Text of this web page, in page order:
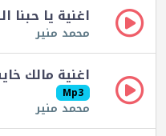
اغنية يا حبنا
محمد منير
اغنية مالك
Mp3
محمد منير